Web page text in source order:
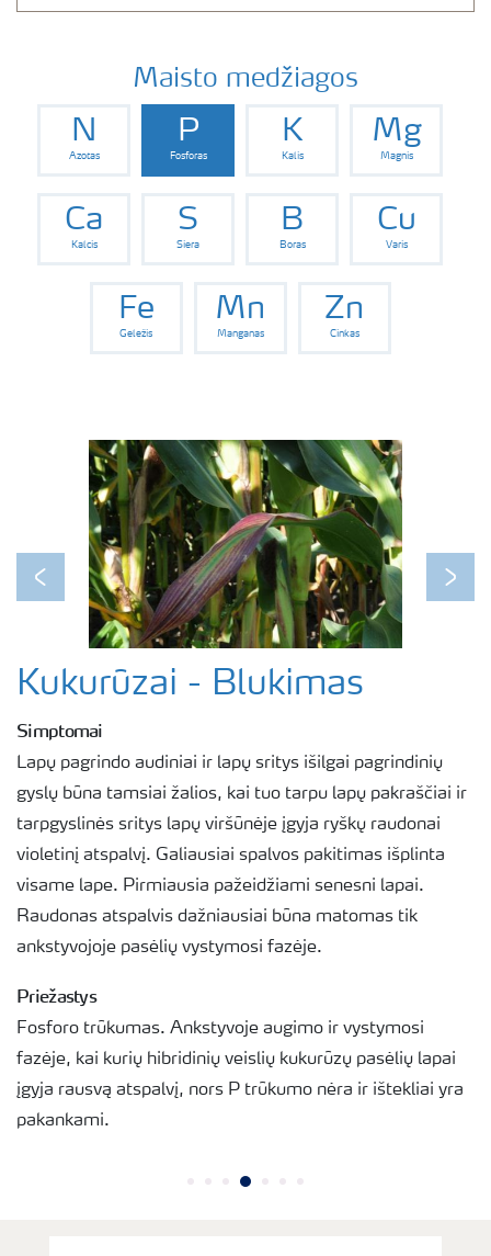
Maisto medžiagos
N
Azotas
P
Fosforas
K
Kalis
Mg
Magnis
Ca
Kalcis
S
Siera
B
Boras
Cu
Varis
Fe
Geležis
Mn
Manganas
Zn
Cinkas
Previous Next
Kukurūzai - Blukimas
Simptomai
Lapų pagrindo audiniai ir lapų sritys išilgai pagrindinių
gyslų būna tamsiai žalios, kai tuo tarpu lapų pakraščiai ir
tarpgyslinės sritys lapų viršūnėje įgyja ryškų raudonai
violetinį atspalvį. Galiausiai spalvos pakitimas išplinta
visame lape. Pirmiausia pažeidžiami senesni lapai.
Raudonas atspalvis dažniausiai būna matomas tik
ankstyvojoje pasėlių vystymosi fazėje.
Priežastys
Fosforo trūkumas. Ankstyvoje augimo ir vystymosi
fazėje, kai kurių hibridinių veislių kukurūzų pasėlių lapai
įgyja rausvą atspalvį, nors P trūkumo nėra ir ištekliai yra
pakankami.